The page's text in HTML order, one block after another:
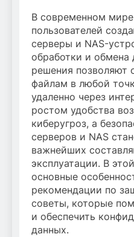
В современном
пользователей
серверы и NAS-
обработки и
решения позволяют
файлам в любой
удаленно через
ростом удобства
киберугроз, а
серверов и NAS
важнейших
эксплуатации. В
основные
рекомендации по
советы, которые
и обеспечить
данных.